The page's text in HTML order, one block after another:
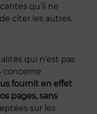
qu’il ne
citer les autres.
qui n’est pas
concerne
fournit en effet
pages, sans
sur les